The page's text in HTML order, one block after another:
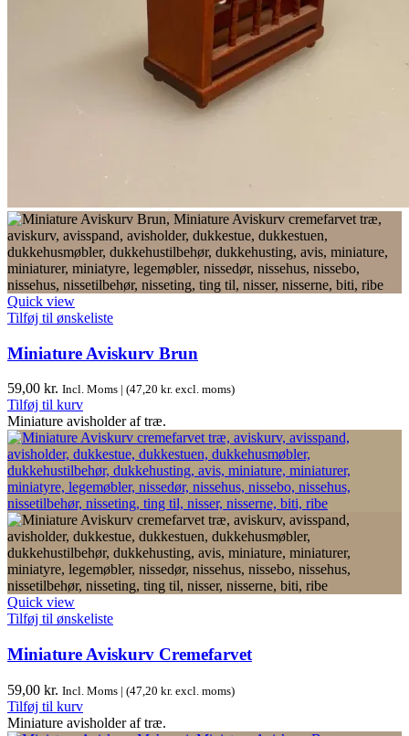
Quick view
Tilføj til ønskeliste
Miniature Aviskurv Brun
59,00 kr. Incl. Moms | (47,20 kr. excl. moms)
Tilføj til kurv
Miniature avisholder af træ.
Quick view
Tilføj til ønskeliste
Miniature Aviskurv Cremefarvet
59,00 kr. Incl. Moms | (47,20 kr. excl. moms)
Tilføj til kurv
Miniature avisholder af træ.